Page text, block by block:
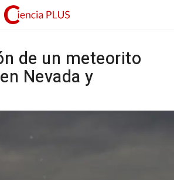
de un meteorito
Nevada y